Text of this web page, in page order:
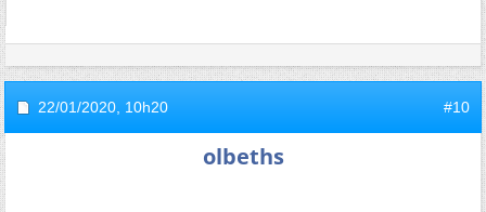
22/01/2020, 10h20 #10
olbeths